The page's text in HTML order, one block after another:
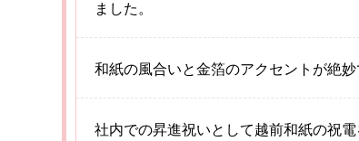
ました。
和紙の風合いと金箔のアクセントが絶
社内での昇進祝いとして越前和紙の祝